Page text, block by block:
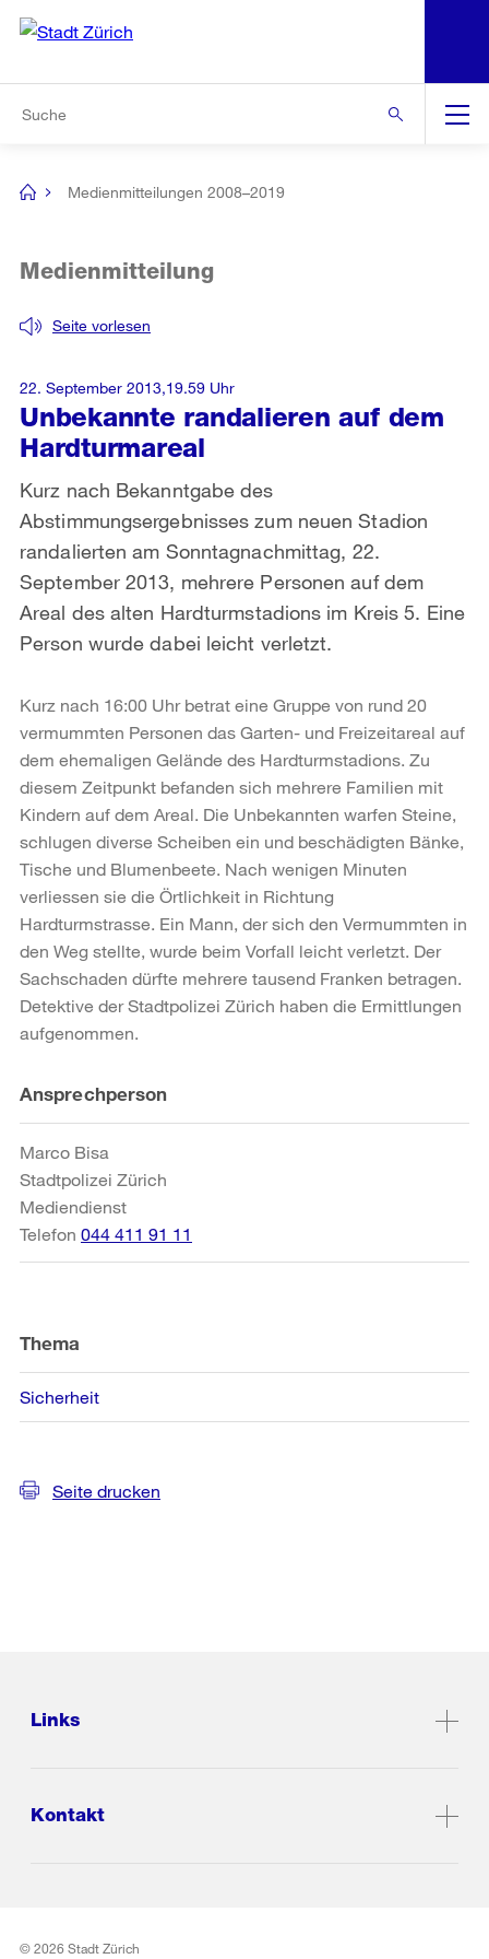
Navigation
[no
Medienmitteilungen 2008–2019
Unbekannte randalieren auf dem
Hardturmareal
Seite vorlesen
Medienmitteilung
Kurz nach Bekanntgabe des
Abstimmungsergebnisses zum neuen Stadion
randalierten am Sonntagnachmittag, 22.
September 2013, mehrere Personen auf dem
Areal des alten Hardturmstadions im Kreis 5. Eine
Person wurde dabei leicht verletzt.
22. September 2013,19.59 Uhr
Kurz nach 16:00 Uhr betrat eine Gruppe von rund 20
vermummten Personen das Garten- und Freizeitareal auf
dem ehemaligen Gelände des Hardturmstadions. Zu
diesem Zeitpunkt befanden sich mehrere Familien mit
Kindern auf dem Areal. Die Unbekannten warfen Steine,
schlugen diverse Scheiben ein und beschädigten Bänke,
Tische und Blumenbeete. Nach wenigen Minuten
verliessen sie die Örtlichkeit in Richtung
Hardturmstrasse. Ein Mann, der sich den Vermummten in
den Weg stellte, wurde beim Vorfall leicht verletzt. Der
Sachschaden dürfte mehrere tausend Franken betragen.
Detektive der Stadtpolizei Zürich haben die Ermittlungen
aufgenommen.
Weitere
Informationen
Ansprechperson
Marco Bisa
Stadtpolizei Zürich
Mediendienst
Telefon 044 411 91 11
Thema
Sicherheit
Seite drucken
Links
Kontakt
© 2026 Stadt Zürich